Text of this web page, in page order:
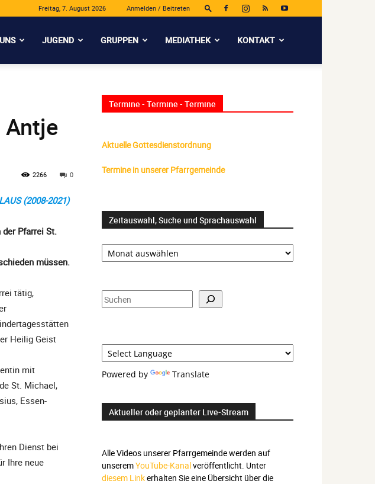
Freitag, 7. August 2026 Anmelden / Beitreten
JUGEND GRUPPEN MEDIATHEK KONTAKT
Antje
0
2266
(2008-2021)
Pfarrei St.
müssen.
tätig,
Heilig Geist
mit
St. Michael,
Essen-
Dienst bei
Ihre neue
Termine - Termine - Termine
Aktuelle Gottesdienstordnung
Termine in unserer Pfarrgemeinde
Zeitauswahl, Suche und Sprachauswahl
Zeitauswahl,
Suche
Suchen
Powered by Translate
Aktueller oder geplanter Live-Stream
Alle Videos unserer Pfarrgemeinde werden auf
unseremYouTube-Kanalveröffentlicht. Unter
diesem Linkerhalten Sie eine Übersicht über die